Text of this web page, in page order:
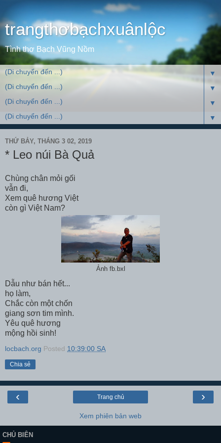
trangthơbạchxuânlộc
Tình thơ Bạch Vũng Nồm
▼
▼
▼
▼
THỨ BẢY, THÁNG 3 02, 2019
* Leo núi Bà Quả
Chùng chân mỏi gối
vẫn đi,
Xem quê hương Việt
còn gì Việt Nam?
Ảnh fb.bxl
Dẫu như bán hết...
họ làm,
Chắc còn một chốn
giang sơn tim mình.
Yêu quê hương
mộng hồi sinh!
locbach.org Posted 10:39:00 SA
Chia sẻ
‹ ›
Trang chủ
Xem phiên bản web
CHỦ BIÊN